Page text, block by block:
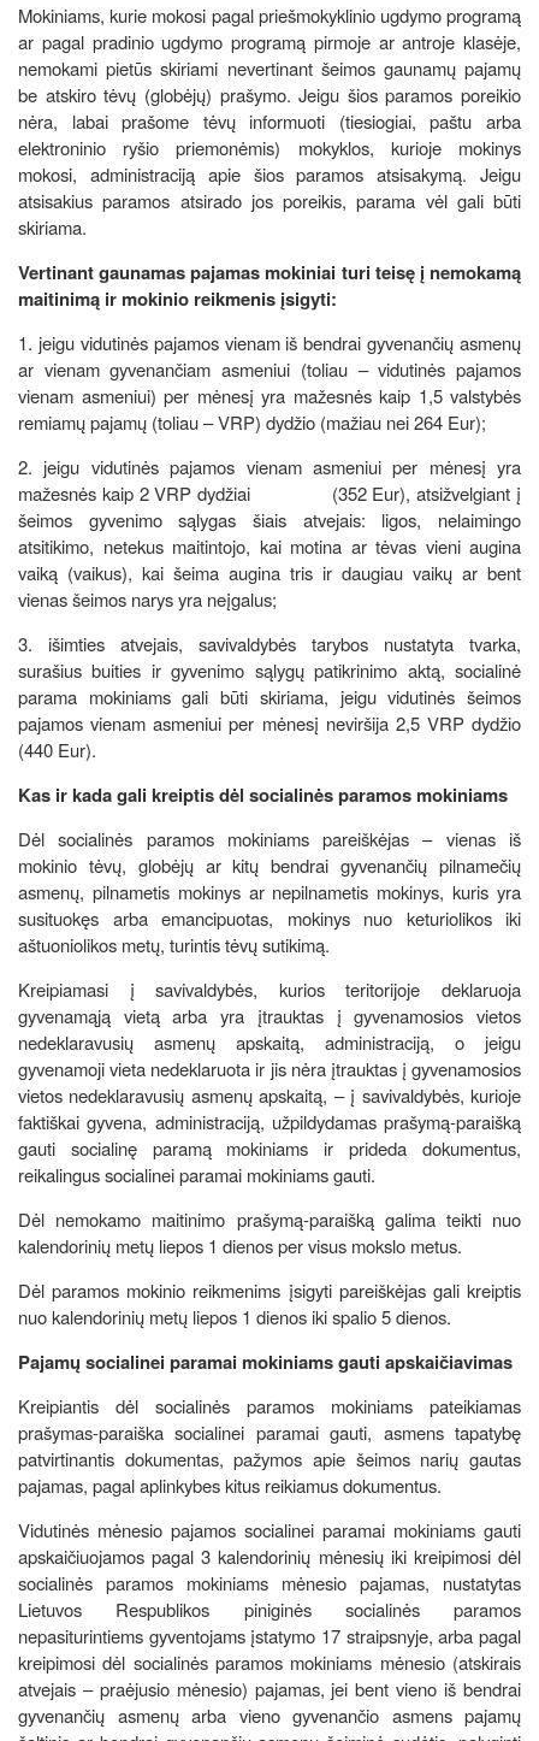
Mokiniams, kurie mokosi pagal priešmokyklinio ugdymo programą
ar pagal pradinio ugdymo programą pirmoje ar antroje klasėje,
nemokami pietūs skiriami nevertinant šeimos gaunamų pajamų
be atskiro tėvų (globėjų) prašymo. Jeigu šios paramos poreikio
nėra, labai prašome tėvų informuoti (tiesiogiai, paštu arba
elektroninio ryšio priemonėmis) mokyklos, kurioje mokinys
mokosi, administraciją apie šios paramos atsisakymą. Jeigu
atsisakius paramos atsirado jos poreikis, parama vėl gali būti
skiriama.
Vertinant gaunamas pajamas mokiniai turi teisę į nemokamą
maitinimą ir mokinio reikmenis įsigyti:
1. jeigu vidutinės pajamos vienam iš bendrai gyvenančių asmenų
ar vienam gyvenančiam asmeniui (toliau – vidutinės pajamos
vienam asmeniui) per mėnesį yra mažesnės kaip 1,5 valstybės
remiamų pajamų (toliau – VRP) dydžio (mažiau nei 264 Eur);
2. jeigu vidutinės pajamos vienam asmeniui per mėnesį yra
mažesnės kaip 2 VRP dydžiai (352 Eur), atsižvelgiant į
šeimos gyvenimo sąlygas šiais atvejais: ligos, nelaimingo
atsitikimo, netekus maitintojo, kai motina ar tėvas vieni augina
vaiką (vaikus), kai šeima augina tris ir daugiau vaikų ar bent
vienas šeimos narys yra neįgalus;
3. išimties atvejais, savivaldybės tarybos nustatyta tvarka,
surašius buities ir gyvenimo sąlygų patikrinimo aktą, socialinė
parama mokiniams gali būti skiriama, jeigu vidutinės šeimos
pajamos vienam asmeniui per mėnesį neviršija 2,5 VRP dydžio
(440 Eur).
Kas ir kada gali kreiptis dėl socialinės paramos mokiniams
Dėl socialinės paramos mokiniams pareiškėjas – vienas iš
mokinio tėvų, globėjų ar kitų bendrai gyvenančių pilnamečių
asmenų, pilnametis mokinys ar nepilnametis mokinys, kuris yra
susituokęs arba emancipuotas, mokinys nuo keturiolikos iki
aštuoniolikos metų, turintis tėvų sutikimą.
Kreipiamasi į savivaldybės, kurios teritorijoje deklaruoja
gyvenamąją vietą arba yra įtrauktas į gyvenamosios vietos
nedeklaravusių asmenų apskaitą, administraciją, o jeigu
gyvenamoji vieta nedeklaruota ir jis nėra įtrauktas į gyvenamosios
vietos nedeklaravusių asmenų apskaitą, – į savivaldybės, kurioje
faktiškai gyvena, administraciją, užpildydamas prašymą-paraišką
gauti socialinę paramą mokiniams ir prideda dokumentus,
reikalingus socialinei paramai mokiniams gauti.
Dėl nemokamo maitinimo prašymą-paraišką galima teikti nuo
kalendorinių metų liepos 1 dienos per visus mokslo metus.
Dėl paramos mokinio reikmenims įsigyti pareiškėjas gali kreiptis
nuo kalendorinių metų liepos 1 dienos iki spalio 5 dienos.
Pajamų socialinei paramai mokiniams gauti apskaičiavimas
Kreipiantis dėl socialinės paramos mokiniams pateikiamas
prašymas-paraiška socialinei paramai gauti, asmens tapatybę
patvirtinantis dokumentas, pažymos apie šeimos narių gautas
pajamas, pagal aplinkybes kitus reikiamus dokumentus.
Vidutinės mėnesio pajamos socialinei paramai mokiniams gauti
apskaičiuojamos pagal 3 kalendorinių mėnesių iki kreipimosi dėl
socialinės paramos mokiniams mėnesio pajamas, nustatytas
Lietuvos Respublikos piniginės socialinės paramos
nepasiturintiems gyventojams įstatymo 17 straipsnyje, arba pagal
kreipimosi dėl socialinės paramos mokiniams mėnesio (atskirais
atvejais – praėjusio mėnesio) pajamas, jei bent vieno iš bendrai
gyvenančių asmenų arba vieno gyvenančio asmens pajamų